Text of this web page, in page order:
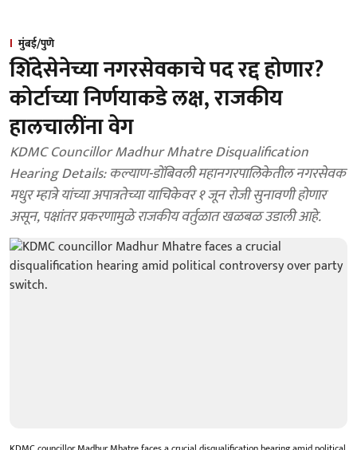
मुंबई/पुणे
शिंदेसेनेच्या नगरसेवकाचे पद रद्द होणार?
कोर्टाच्या निर्णयाकडे लक्ष, राजकीय
हालचालींना वेग
KDMC Councillor Madhur Mhatre Disqualification
Hearing Details: कल्याण-डोंबिवली महानगरपालिकेतील नगरसेवक
मधुर म्हात्रे यांच्या अपात्रतेच्या याचिकेवर १ जून रोजी सुनावणी होणार
असून, पक्षांतर प्रकरणामुळे राजकीय वर्तुळात खळबळ उडाली आहे.